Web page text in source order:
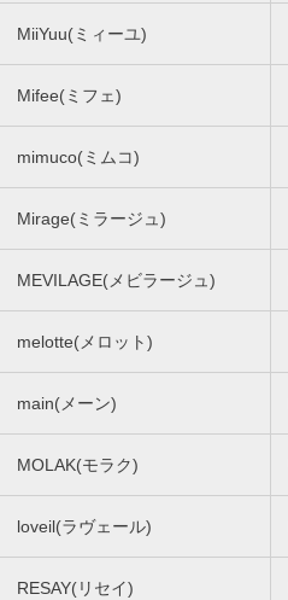
MiiYuu(ミィーユ)
Mifee(ミフェ)
mimuco(ミムコ)
Mirage(ミラージュ)
MEVILAGE(メビラージュ)
melotte(メロット)
main(メーン)
MOLAK(モラク)
loveil(ラヴェール)
RESAY(リセイ)